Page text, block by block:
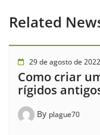
Related
29 de agosto de 2022
Como criar
rígidos
By plague70